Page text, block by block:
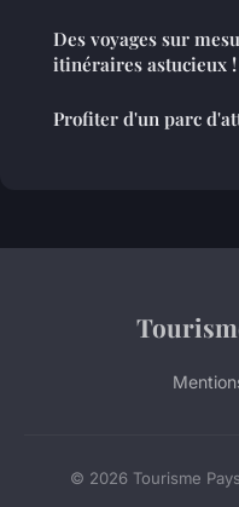
Des voyages sur
itinéraires astucieux !
Profiter d'un parc
© 2026 Tourisme